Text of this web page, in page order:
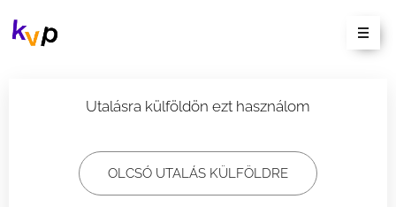
Utalásra külföldön ezt használom
OLCSÓ UTALÁS KÜLFÖLDRE